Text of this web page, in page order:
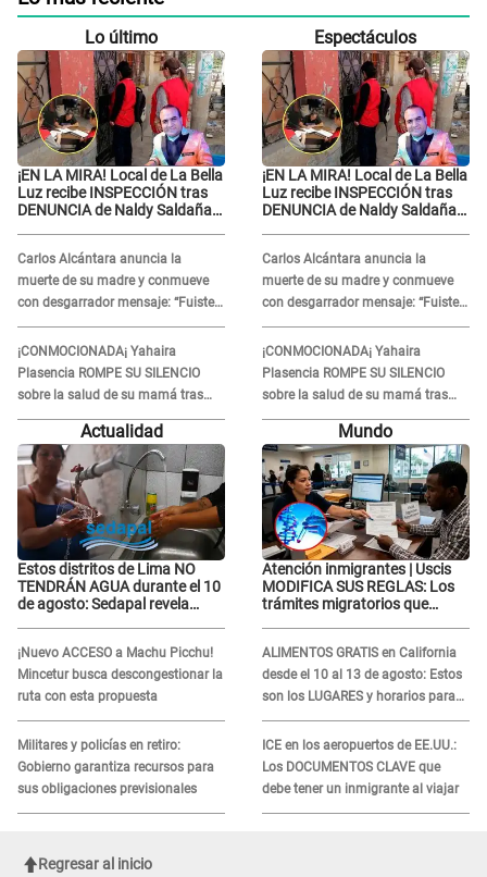
Lo último
¡EN LA MIRA! Local de La Bella
Luz recibe INSPECCIÓN tras
DENUNCIA de Naldy Saldaña
Carlos Alcántara anuncia la
muerte de su madre y conmueve
con desgarrador mensaje: “Fuiste
una gran mujer”
¡CONMOCIONADA¡ Yahaira
Plasencia ROMPE SU SILENCIO
sobre la salud de su mamá tras
APARECER en centro oncológico:
“La oración tiene poder”
Espectáculos
¡EN LA MIRA! Local de La Bella
Luz recibe INSPECCIÓN tras
DENUNCIA de Naldy Saldaña
Carlos Alcántara anuncia la
muerte de su madre y conmueve
con desgarrador mensaje: “Fuiste
una gran mujer”
¡CONMOCIONADA¡ Yahaira
Plasencia ROMPE SU SILENCIO
sobre la salud de su mamá tras
APARECER en centro oncológico:
“La oración tiene poder”
Actualidad
Estos distritos de Lima NO
TENDRÁN AGUA durante el 10
de agosto: Sedapal revela
¡Nuevo ACCESO a Machu Picchu!
Mincetur busca descongestionar la
ruta con esta propuesta
Militares y policías en retiro:
Gobierno garantiza recursos para
sus obligaciones previsionales
Mundo
Atención inmigrantes | Uscis
MODIFICA SUS REGLAS: Los
trámites migratorios que
ALIMENTOS GRATIS en California
desde el 10 al 13 de agosto: Estos
son los LUGARES y horarios para
recibir la ayuda
ICE en los aeropuertos de EE.UU.:
Los DOCUMENTOS CLAVE que
debe tener un inmigrante al viajar
Regresar al inicio